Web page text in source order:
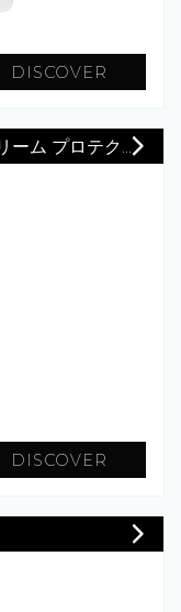
DISCOVER
ム プロテク...
DISCOVER